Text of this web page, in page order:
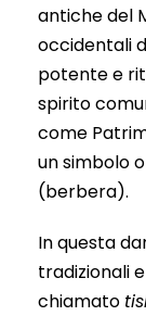
antiche del
occidentali
potente e
spirito
come
un simbolo
(berbera).
In questa
tradizionali
chiamato